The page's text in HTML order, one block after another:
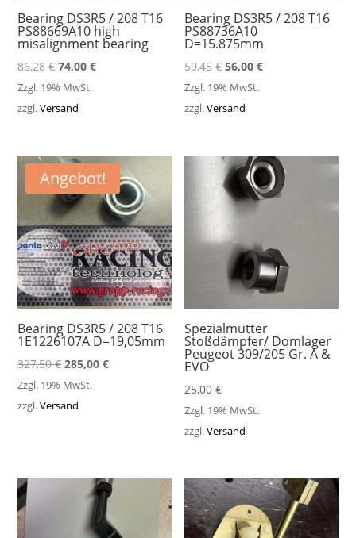
Bearing DS3R5 / 208 T16
PS88669A10 high
misalignment bearing
86,28€Ursprünglicher
Preis
war:
74,00€Aktueller
Zzgl. 19% MwSt.
zzgl.Versand
Bearing DS3R5 / 208 T16
PS88736A10
D=15.875mm
59,45€ Ursprünglicher
Preis
war:
56,00€Aktueller
Zzgl. 19% MwSt.
zzgl.Versand
Angebot!
Bearing DS3R5 / 208 T16
1E1226107A D=19,05mm
327,50€Ursprünglicher
Preis
war:
285,00€Aktueller
Zzgl. 19% MwSt.
zzgl.Versand
Spezialmutter
Stoßdämpfer/ Domlager
Peugeot 309/205 Gr. A &
EVO
25,00€
Zzgl. 19% MwSt.
zzgl.Versand